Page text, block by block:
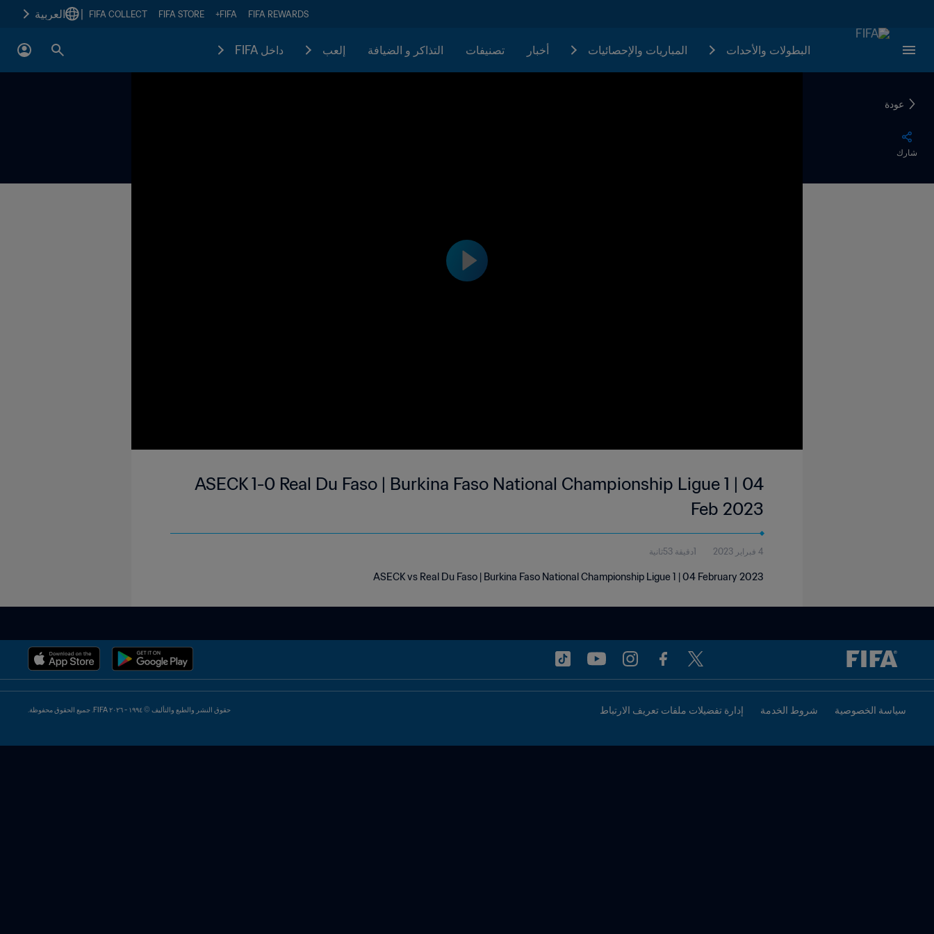
FIFA REWARDS
FIFA+
FIFA STORE
FIFA COLLECT العربية
البطولات والأحدات المباريات والإحصائيات أخبار تصنيفات التذاكر و الضيافة إلعب داخل FIFA
عودة
شارك
ASECK 1-0 Real Du Faso | Burkina Faso National Championship Ligue 1 | 04
Feb 2023
4 فبراير 2023 1دقيقة 53ثانية
ASECK vs Real Du Faso | Burkina Faso National Championship Ligue 1 | 04 February 2023
سياسة الخصوصية شروط الخدمة إدارة تفضيلات ملفات تعريف الارتباط حقوق النشر والطبع والتأليف © ١٩٩٤ - ٢٠٢٦ FIFA. جميع الحقوق محفوظة.